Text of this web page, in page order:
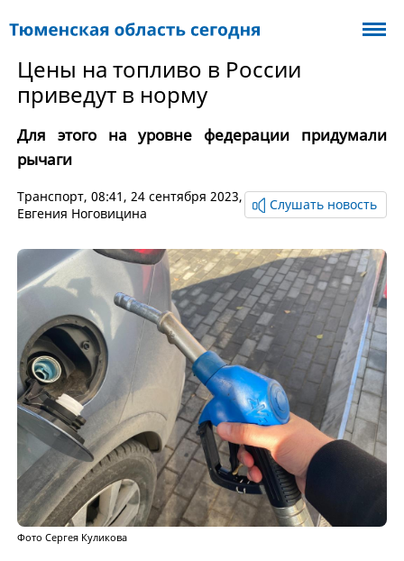
Цены на топливо в России
приведут в норму
Для этого на уровне федерации придумали
рычаги
Транспорт, 08:41, 24 сентября 2023,
Евгения Ноговицина
Слушать новость
Фото Сергея Куликова